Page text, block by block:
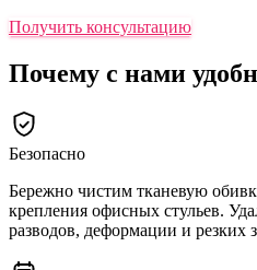
Получить консультацию
Почему с нами
Безопасно
Бережно чистим тканевую
крепления офисных стульев.
разводов, деформации и резких